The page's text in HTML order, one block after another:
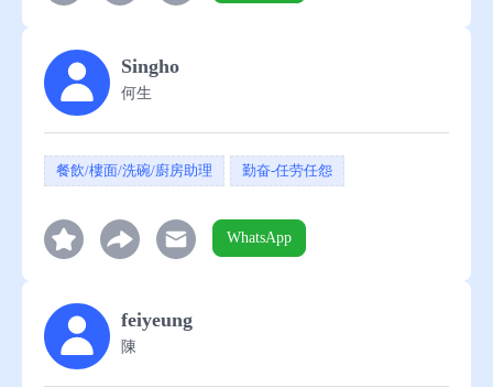
Singho
何生
餐飲/樓面/洗碗/廚房助理 勤奋-任劳任怨
WhatsApp
feiyeung
陳